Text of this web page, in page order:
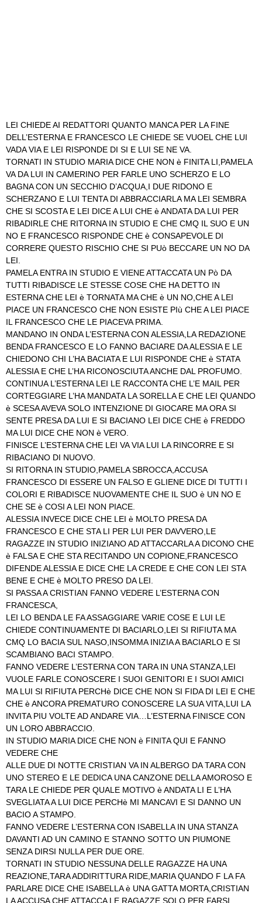
LEI CHIEDE AI REDATTORI QUANTO MANCA PER LA FINE
DELL’ESTERNA E FRANCESCO LE CHIEDE SE VUOEL CHE LUI
VADA VIA E LEI RISPONDE DI SI E LUI SE NE VA.
TORNATI IN STUDIO MARIA DICE CHE NON è FINITA LI,PAMELA
VA DA LUI IN CAMERINO PER FARLE UNO SCHERZO E LO
BAGNA CON UN SECCHIO D’ACQUA,I DUE RIDONO E
SCHERZANO E LUI TENTA DI ABBRACCIARLA MA LEI SEMBRA
CHE SI SCOSTA E LEI DICE A LUI CHE è ANDATA DA LUI PER
RIBADIRLE CHE RITORNA IN STUDIO E CHE CMQ IL SUO E UN
NO E FRANCESCO RISPONDE CHE è CONSAPEVOLE DI
CORRERE QUESTO RISCHIO CHE SI PUò BECCARE UN NO DA
LEI.
PAMELA ENTRA IN STUDIO E VIENE ATTACCATA UN Pò DA
TUTTI RIBADISCE LE STESSE COSE CHE HA DETTO IN
ESTERNA CHE LEI è TORNATA MA CHE è UN NO,CHE A LEI
PIACE UN FRANCESCO CHE NON ESISTE PIù CHE A LEI PIACE
IL FRANCESCO CHE LE PIACEVA PRIMA.
MANDANO IN ONDA L’ESTERNA CON ALESSIA,LA REDAZIONE
BENDA FRANCESCO E LO FANNO BACIARE DA ALESSIA E LE
CHIEDONO CHI L’HA BACIATA E LUI RISPONDE CHE è STATA
ALESSIA E CHE L’HA RICONOSCIUTA ANCHE DAL PROFUMO.
CONTINUA L’ESTERNA LEI LE RACCONTA CHE L’E MAIL PER
CORTEGGIARE L’HA MANDATA LA SORELLA E CHE LEI QUANDO
è SCESA AVEVA SOLO INTENZIONE DI GIOCARE MA ORA SI
SENTE PRESA DA LUI E SI BACIANO LEI DICE CHE è FREDDO
MA LUI DICE CHE NON è VERO.
FINISCE L’ESTERNA CHE LEI VA VIA LUI LA RINCORRE E SI
RIBACIANO DI NUOVO.
SI RITORNA IN STUDIO,PAMELA SBROCCA,ACCUSA
FRANCESCO DI ESSERE UN FALSO E GLIENE DICE DI TUTTI I
COLORI E RIBADISCE NUOVAMENTE CHE IL SUO è UN NO E
CHE SE è COSI A LEI NON PIACE.
ALESSIA INVECE DICE CHE LEI è MOLTO PRESA DA
FRANCESCO E CHE STA LI PER LUI PER DAVVERO,LE
RAGAZZE IN STUDIO INIZIANO AD ATTACCARLA A DICONO CHE
è FALSA E CHE STA RECITANDO UN COPIONE,FRANCESCO
DIFENDE ALESSIA E DICE CHE LA CREDE E CHE CON LEI STA
BENE E CHE è MOLTO PRESO DA LEI.
SI PASSA A CRISTIAN FANNO VEDERE L’ESTERNA CON
FRANCESCA,
LEI LO BENDA LE FA ASSAGGIARE VARIE COSE E LUI LE
CHIEDE CONTINUAMENTE DI BACIARLO,LEI SI RIFIUTA MA
CMQ LO BACIA SUL NASO,INSOMMA INIZIA A BACIARLO E SI
SCAMBIANO BACI STAMPO.
FANNO VEDERE L’ESTERNA CON TARA IN UNA STANZA,LEI
VUOLE FARLE CONOSCERE I SUOI GENITORI E I SUOI AMICI
MA LUI SI RIFIUTA PERCHè DICE CHE NON SI FIDA DI LEI E CHE
CHE è ANCORA PREMATURO CONOSCERE LA SUA VITA,LUI LA
INVITA PIU VOLTE AD ANDARE VIA…L’ESTERNA FINISCE CON
UN LORO ABBRACCIO.
IN STUDIO MARIA DICE CHE NON è FINITA QUI E FANNO
VEDERE CHE
ALLE DUE DI NOTTE CRISTIAN VA IN ALBERGO DA TARA CON
UNO STEREO E LE DEDICA UNA CANZONE DELLA AMOROSO E
TARA LE CHIEDE PER QUALE MOTIVO è ANDATA LI E L’HA
SVEGLIATA A LUI DICE PERCHè MI MANCAVI E SI DANNO UN
BACIO A STAMPO.
FANNO VEDERE L’ESTERNA CON ISABELLA IN UNA STANZA
DAVANTI AD UN CAMINO E STANNO SOTTO UN PIUMONE
SENZA DIRSI NULLA PER DUE ORE.
TORNATI IN STUDIO NESSUNA DELLE RAGAZZE HA UNA
REAZIONE,TARA ADDIRITTURA RIDE,MARIA QUANDO F LA FA
PARLARE DICE CHE ISABELLA è UNA GATTA MORTA,CRISTIAN
LA ACCUSA CHE ATTACCA LE RAGAZZE SOLO PER FARSI